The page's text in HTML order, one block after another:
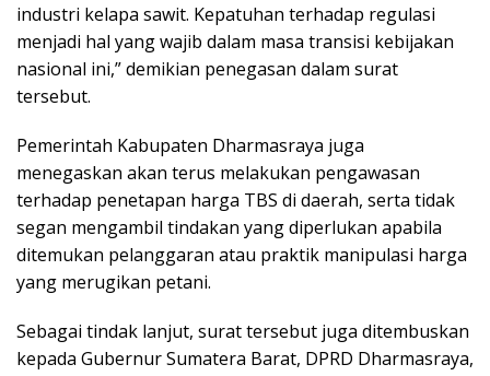
industri kelapa sawit. Kepatuhan terhadap regulasi
menjadi hal yang wajib dalam masa transisi kebijakan
nasional ini,” demikian penegasan dalam surat
tersebut.
Pemerintah Kabupaten Dharmasraya juga
menegaskan akan terus melakukan pengawasan
terhadap penetapan harga TBS di daerah, serta tidak
segan mengambil tindakan yang diperlukan apabila
ditemukan pelanggaran atau praktik manipulasi harga
yang merugikan petani.
Sebagai tindak lanjut, surat tersebut juga ditembuskan
kepada Gubernur Sumatera Barat, DPRD Dharmasraya,